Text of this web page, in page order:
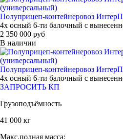
Полуприцеп-контейнеровоз
4х осный 6-ти балочный с
2 350 000 руб
В наличии
Полуприцеп-контейнеровоз
4х осный 6-ти балочный с
ЗАПРОСИТЬ КП
Грузоподъёмность
41 000 кг
Макс.полная масса: